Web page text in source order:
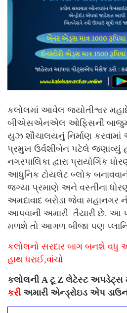
કલોલમાં આવેલ જ્યોતીશ્વર
બીએસએનએલ ઓફિસની
યુઝ શૌચાલયનું નિર્માણ કરવામાં
પ્રમુખ ઉર્વશીબેન પટેલે જણાવ્યું
નગરપાલિકા દ્વારા પ્રાયોગિક
આધુનિક ટોયલેટ બ્લોક
જગ્યા પ્રમાણે અને વસ્તીના
અમદાવાદ બરોડા જેવા મહાનગર
આપવાની અમારી તૈયારી છે. આ
મળશે તો આગળ બીજા પણ
કલોલનો સરદાર બાગ બનશે વધુ
હાથ ધરાઈ,વાંચો
કલોલની A ટૂ Z લેટેસ્ટ અપડેટ્સ
કરી અમારી એન્ડ્રોઇડ એપ